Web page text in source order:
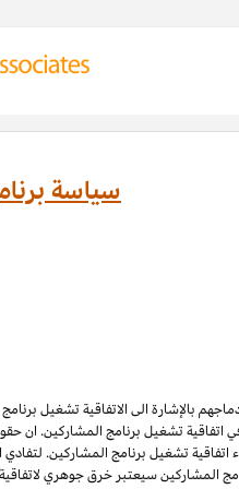
سياسة
بالإشارة الى الاتفاقية تشغيل
تشغيل برنامج المشاركين. ان
المشاركين سيعتبر خرق جوهري